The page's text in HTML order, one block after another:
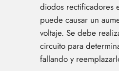
diodos rectificadores
puede causar un
voltaje. Se debe
circuito para
fallando y